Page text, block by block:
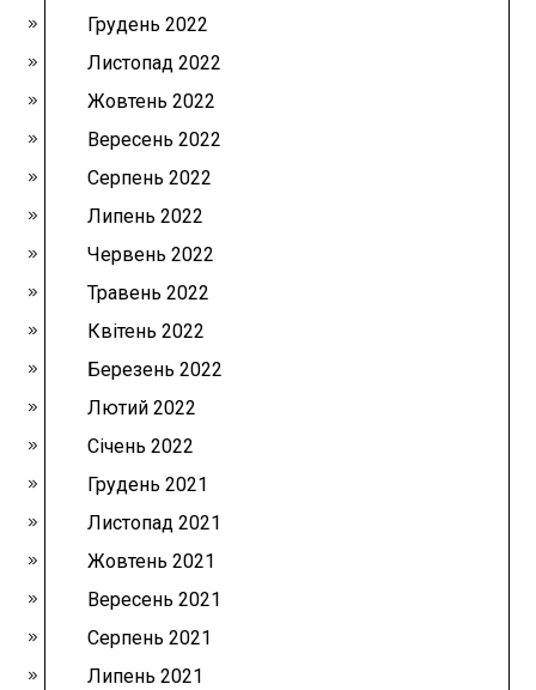
Грудень 2022
Листопад 2022
Жовтень 2022
Вересень 2022
Серпень 2022
Липень 2022
Червень 2022
Травень 2022
Квітень 2022
Березень 2022
Лютий 2022
Січень 2022
Грудень 2021
Листопад 2021
Жовтень 2021
Вересень 2021
Серпень 2021
Липень 2021